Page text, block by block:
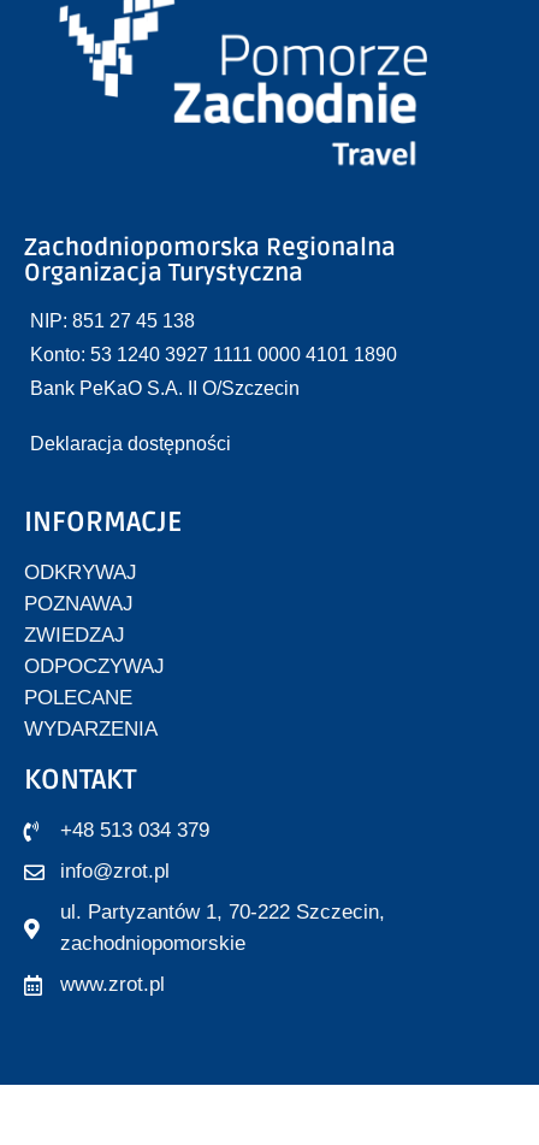
Zachodniopomorska Regionalna
Organizacja Turystyczna
NIP: 851 27 45 138
Konto: 53 1240 3927 1111 0000 4101 1890
Bank PeKaO S.A. II O/Szczecin
Deklaracja dostępności
INFORMACJE
ODKRYWAJ
POZNAWAJ
ZWIEDZAJ
ODPOCZYWAJ
POLECANE
WYDARZENIA
KONTAKT
+48 513 034 379
info@zrot.pl
ul. Partyzantów 1, 70-222 Szczecin,
zachodniopomorskie
www.zrot.pl